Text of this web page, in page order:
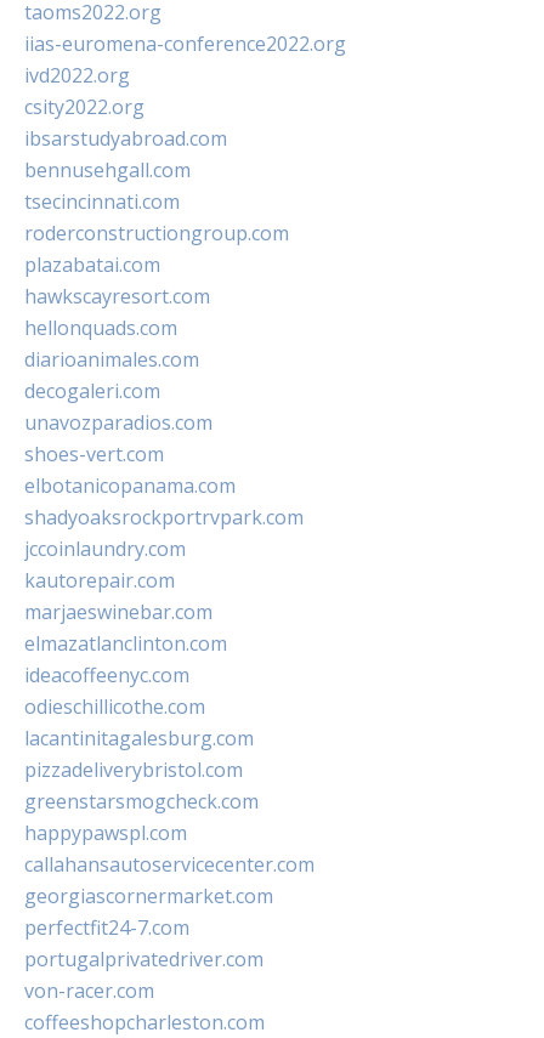
taoms2022.org
iias-euromena-conference2022.org
ivd2022.org
csity2022.org
ibsarstudyabroad.com
bennusehgall.com
tsecincinnati.com
roderconstructiongroup.com
plazabatai.com
hawkscayresort.com
hellonquads.com
diarioanimales.com
decogaleri.com
unavozparadios.com
shoes-vert.com
elbotanicopanama.com
shadyoaksrockportrvpark.com
jccoinlaundry.com
kautorepair.com
marjaeswinebar.com
elmazatlanclinton.com
ideacoffeenyc.com
odieschillicothe.com
lacantinitagalesburg.com
pizzadeliverybristol.com
greenstarsmogcheck.com
happypawspl.com
callahansautoservicecenter.com
georgiascornermarket.com
perfectfit24-7.com
portugalprivatedriver.com
von-racer.com
coffeeshopcharleston.com